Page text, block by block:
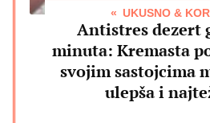
UKUSNO &
Antistres dezert
minuta: Kremasta
svojim sastojcima
ulepša i